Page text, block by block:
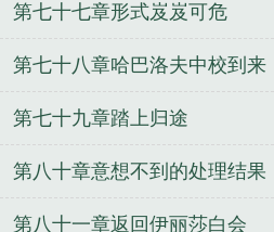
第七十七章形式岌岌可危
第七十八章哈巴洛夫中校到来
第七十九章踏上归途
第八十章意想不到的处理结果
第八十一章返回伊丽莎白会